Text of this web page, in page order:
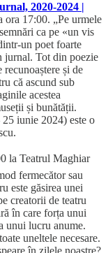
2020-2024 |
17:00. „Pe urmele
ca pe «un vis
un poet foarte
jurnal. Tot din poezie
și de
că ascund sub
acestea
și bunătății.
iunie 2024) este o
la Teatrul Maghiar
fermecător sau
este găsirea unei
creatorii de teatru
în care forța unui
unui lucru anume.
uneltele necesare.